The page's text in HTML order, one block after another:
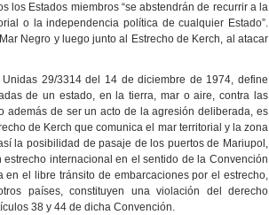
los Estados miembros “se abstendrán de recurrir a la
o la independencia política de cualquier Estado”.
Negro y luego junto al Estrecho de Kerch, al atacar
29/3314 del 14 de diciembre de 1974, define
de un estado, en la tierra, mar o aire, contra las
además de ser un acto de la agresión deliberada, es
de Kerch que comunica el mar territorial y la zona
la posibilidad de pasaje de los puertos de Mariupol,
internacional en el sentido de la Convención
el libre tránsito de embarcaciones por el estrecho,
países, constituyen una violación del derecho
38 y 44 de dicha Convención.